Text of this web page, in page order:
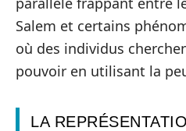
Salem et certains
où des individus
pouvoir en utilisant la
LA